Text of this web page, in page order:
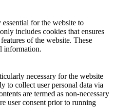
for the website to
includes cookies that ensures
of the website. These
information.
necessary for the website
to collect user personal data via
are termed as non-necessary
user consent prior to running